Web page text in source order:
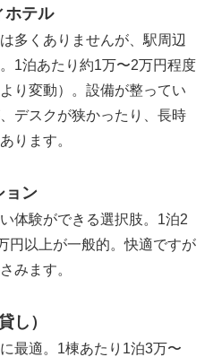
ホテル
多くありませんが、駅周辺
1泊あたり約1万〜2万円程度
り変動）。設備が整ってい
デスクが狭かったり、長時
ります。
ョン
体験ができる選択肢。1泊2
円以上が一般的。快適ですが
みます。
し）
最適。1棟あたり1泊3万〜